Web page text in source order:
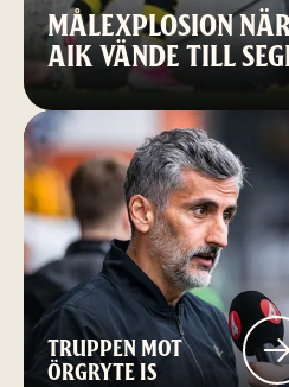
MÅLEXPLOSION
AIK VÄNDE TILL
TRUPPEN MOT
ÖRGRYTE IS